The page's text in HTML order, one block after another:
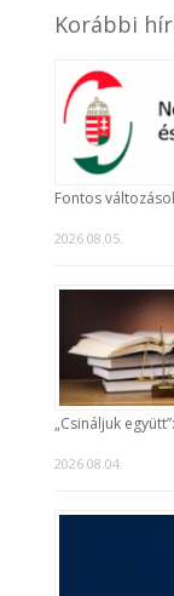
Korábbi
Fontos
2026.08.05.
„Csináljuk
2026.08.04.